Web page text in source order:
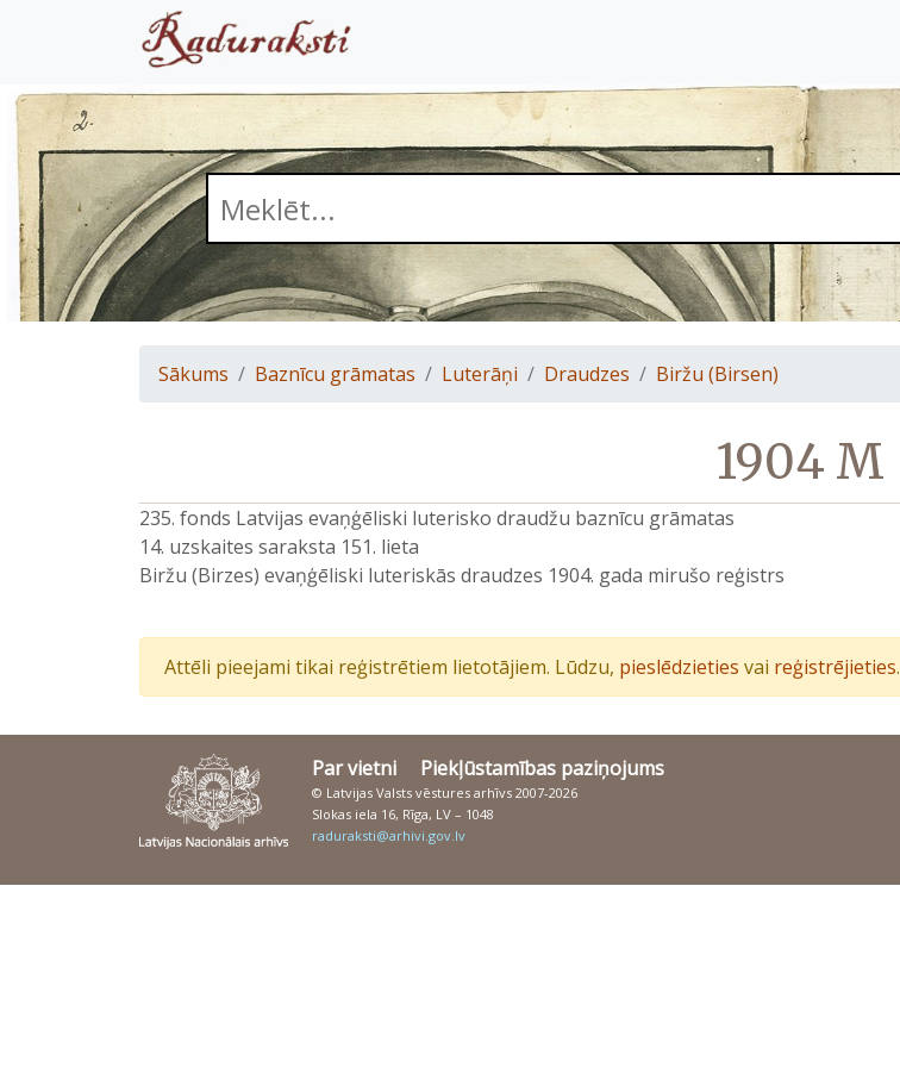
Sākums Baznīcu grāmatas Luterāņi Draudzes Biržu (Birsen)
1904 M
235. fonds Latvijas evaņģēliski luterisko draudžu baznīcu grāmatas
14. uzskaites saraksta 151. lieta
Biržu (Birzes) evaņģēliski luteriskās draudzes 1904. gada mirušo reģistrs
Attēli pieejami tikai reģistrētiem lietotājiem. Lūdzu, pieslēdzieties vai reģistrējieties.
Par vietni Piekļūstamības paziņojums
© Latvijas Valsts vēstures arhīvs 2007-2026
Slokas iela 16, Rīga, LV – 1048
raduraksti@arhivi.gov.lv